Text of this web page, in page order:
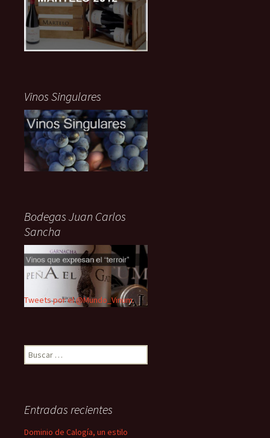
Vinos Singulares
Bodegas Juan Carlos
Sancha
Tweets por el @Mundo_Vinum.
Buscar:
Entradas recientes
Dominio de Calogía, un estilo